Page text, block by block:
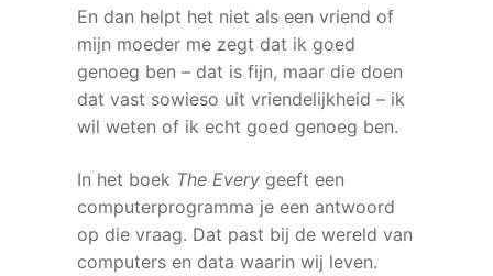
En dan helpt het niet als een vriend of
mijn moeder me zegt dat ik goed
genoeg ben – dat is fijn, maar die doen
dat vast sowieso uit vriendelijkheid – ik
wil weten of ik echt goed genoeg ben.
In het boek The Every geeft een
computerprogramma je een antwoord
op die vraag. Dat past bij de wereld van
computers en data waarin wij leven.